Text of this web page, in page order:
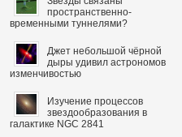
пространственно-
временными туннелями?
Джет небольшой чёрной
дыры удивил астрономов
изменчивостью
Изучение процессов
звездообразования в
галактике NGC 2841